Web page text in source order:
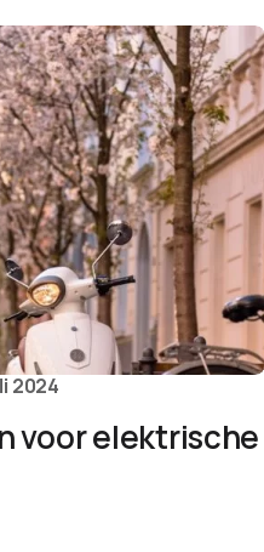
2024
voor elektrische